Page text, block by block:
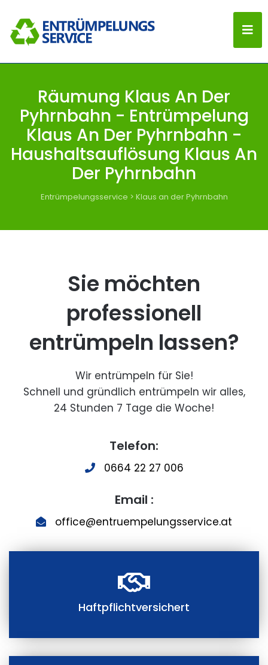
Räumung Klaus An Der
Pyhrnbahn - Entrümpelung
Klaus An Der Pyhrnbahn -
Haushaltsauflösung Klaus An
Der Pyhrnbahn
Entrümpelungsservice > Klaus an der Pyhrnbahn
Sie möchten
professionell
entrümpeln lassen?
Wir entrümpeln für Sie!
Schnell und gründlich entrümpeln wir alles,
24 Stunden 7 Tage die Woche!
Telefon:
0664 22 27 006
Email :
office@entruempelungsservice.at
Haftpflichtversichert